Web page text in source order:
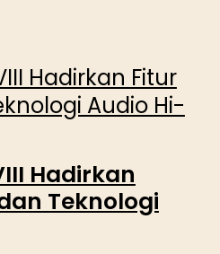
Hadirkan
Teknologi